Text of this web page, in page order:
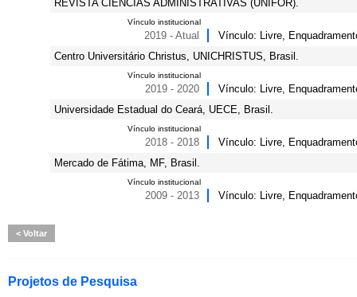
REVISTA CIÊNCIAS ADMINISTRATIVAS (UNIFOR).
Vínculo institucional
2019 - Atual
Vínculo: Livre,
Centro Universitário Christus, UNICHRISTUS, Brasil.
Vínculo institucional
2019 - 2020
Vínculo: Livre,
Universidade Estadual do Ceará, UECE, Brasil.
Vínculo institucional
2018 - 2018
Vínculo: Livre,
Mercado de Fátima, MF, Brasil.
Vínculo institucional
2009 - 2013 Vínculo: Livre,
Voltar
Projetos de Pesquisa